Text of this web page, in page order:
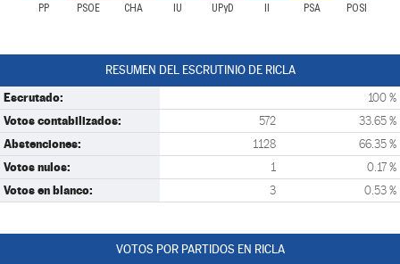
PP PSOE CHA IU UPyD PSA POSI
RESUMEN DEL ESCRUTINIO DE RICLA
Escrutado: 100 %
Votos contabilizados: 572 33.65 %
Abstenciones: 1128 66.35 %
Votos nulos: 1 0.17 %
Votos en blanco: 3 0.53 %
VOTOS POR PARTIDOS EN RICLA